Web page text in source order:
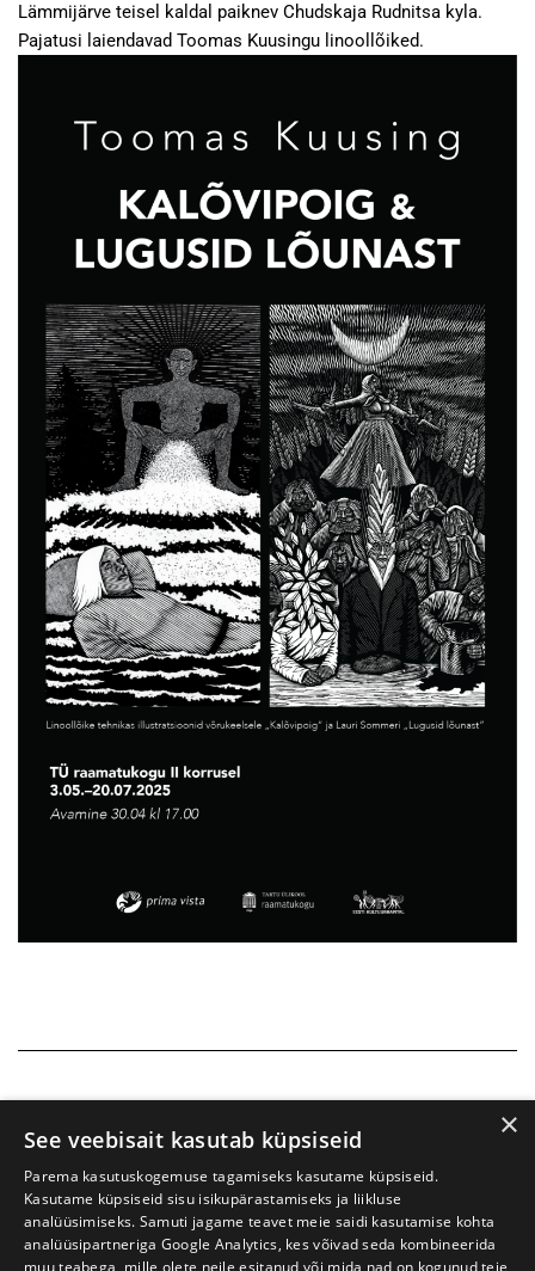
Lämmijärve teisel kaldal paiknev Chudskaja Rudnitsa kyla.
Pajatusi laiendavad Toomas Kuusingu linoollõiked.
×
See veebisait kasutab küpsiseid
Parema kasutuskogemuse tagamiseks kasutame küpsiseid.
Kasutame küpsiseid sisu isikupärastamiseks ja liikluse
analüüsimiseks. Samuti jagame teavet meie saidi kasutamise kohta
analüüsipartneriga Google Analytics, kes võivad seda kombineerida
muu teabega, mille olete neile esitanud või mida nad on kogunud teie